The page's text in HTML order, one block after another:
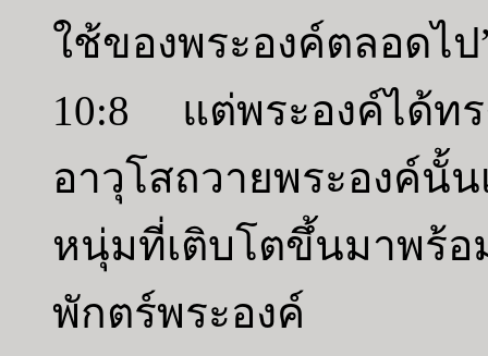
ใช้ของพระองค์ตลอดไป
10:8 แต่พระองค์ได้ท
อาวุโสถวายพระองค์
หนุ่มที่เติบโตขึ้นมาพร้
พักตร์พระองค์